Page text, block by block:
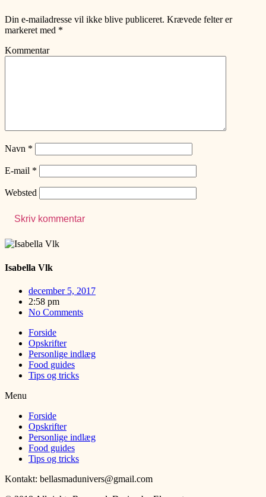
Din e-mailadresse vil ikke blive publiceret. Krævede felter er
markeret med *
Kommentar
Navn *
E-mail *
Websted
Isabella Vlk
december 5, 2017
2:58 pm
No Comments
Forside
Opskrifter
Personlige indlæg
Food guides
Tips og tricks
Menu
Forside
Opskrifter
Personlige indlæg
Food guides
Tips og tricks
Kontakt: bellasmadunivers@gmail.com